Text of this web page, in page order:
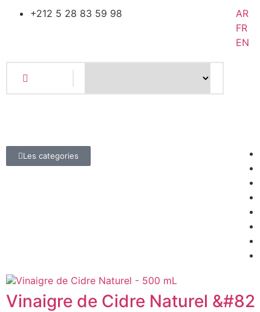
+212 5 28 83 59 98
AR
FR
EN
Les categories
Vinaigre de Cidre Naturel &#82